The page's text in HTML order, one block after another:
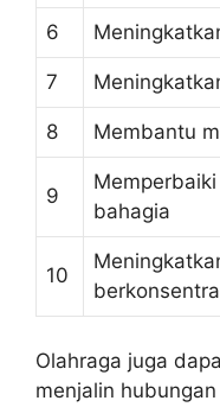
6
7
8 Membantu
9
bahagia
10
Olahraga juga
menjalin